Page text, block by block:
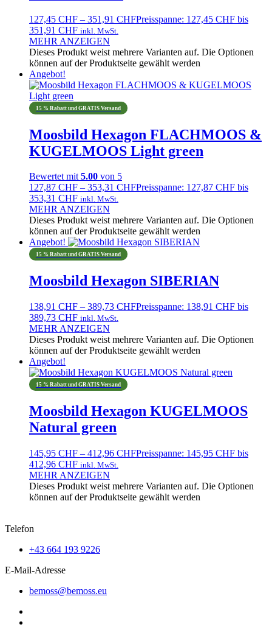
127,45 CHF – 351,91 CHFPreisspanne: 127,45 CHF bis
351,91 CHF inkl. MwSt.
MEHR ANZEIGEN
Dieses Produkt weist mehrere Varianten auf. Die Optionen
können auf der Produktseite gewählt werden
Angebot!
15 % Rabatt und GRATIS Versand
Moosbild Hexagon FLACHMOOS &
KUGELMOOS Light green
Bewertet mit5.00 von 5
127,87 CHF – 353,31 CHFPreisspanne: 127,87 CHF bis
353,31 CHF inkl. MwSt.
MEHR ANZEIGEN
Dieses Produkt weist mehrere Varianten auf. Die Optionen
können auf der Produktseite gewählt werden
Angebot!
15 % Rabatt und GRATIS Versand
Moosbild Hexagon SIBERIAN
138,91 CHF – 389,73 CHFPreisspanne: 138,91 CHF bis
389,73 CHF inkl. MwSt.
MEHR ANZEIGEN
Dieses Produkt weist mehrere Varianten auf. Die Optionen
können auf der Produktseite gewählt werden
Angebot!
15 % Rabatt und GRATIS Versand
Moosbild Hexagon KUGELMOOS
Natural green
145,95 CHF – 412,96 CHFPreisspanne: 145,95 CHF bis
412,96 CHF inkl. MwSt.
MEHR ANZEIGEN
Dieses Produkt weist mehrere Varianten auf. Die Optionen
können auf der Produktseite gewählt werden
Telefon
+43 664 193 9226
E-Mail-Adresse
bemoss@bemoss.eu